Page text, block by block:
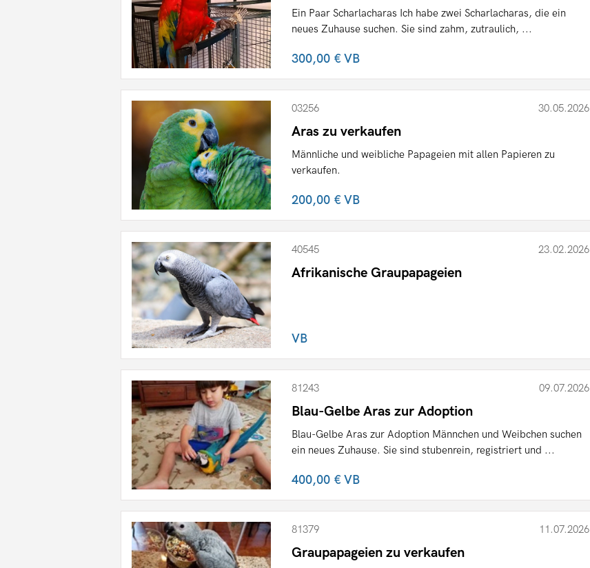
Ein Paar Scharlacharas Ich habe zwei Scharlacharas, die ein
neues Zuhause suchen. Sie sind zahm, zutraulich, ...
300,00 €VB
03256 30.05.2026
Aras zu verkaufen
Männliche und weibliche Papageien mit allen Papieren zu
verkaufen.
200,00 €VB
40545 23.02.2026
Afrikanische Graupapageien
VB
81243 09.07.2026
Blau-Gelbe Aras zur Adoption
Blau-Gelbe Aras zur Adoption Männchen und Weibchen suchen
ein neues Zuhause. Sie sind stubenrein, registriert und ...
400,00 €VB
81379 11.07.2026
Graupapageien zu verkaufen